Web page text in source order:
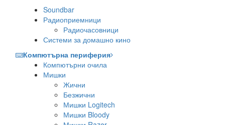
Soundbar
Радиоприемници
Радиочасовници
Системи за домашно кино
Компютърна периферия
Компютърни очила
Мишки
Жични
Безжични
Мишки Logitech
Мишки Bloody